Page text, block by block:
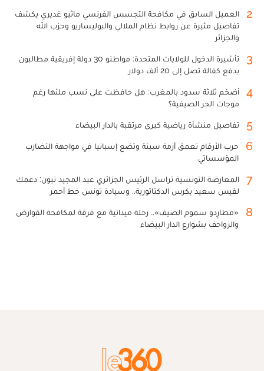
2
العميل السابق في مكافحة التجسس الفرنسي ماثيو غديري يكشف
تفاصيل مثيرة عن روابط نظام الملالي والبوليساريو وحزب الله
والجزائر
3
تأشيرة الدخول للولايات المتحدة: مواطنو 30 دولة إفريقية مطالبون
بدفع كفالة تصل إلى 20 ألف دولار
4
أضخم ثلاثة سدود بالمغرب: هل حافظت على نسب ملئها رغم
موجات الحر الصيفية؟
5 تفاصيل منشأة رياضية كبرى مرتقبة بالدار البيضاء
6
حرب الأرقام تعمق أزمة سبتة وتضع إسبانيا في مواجهة التضارب
المؤسساتي
7
المعارضة التونسية تراسل الرئيس الجزائري عبد المجيد تبون: دعمك
لقيس سعيد يكرس الدكتاتورية.. وسيادة تونس خط أحمر
8
«مطارِدو سموم الصيف».. رحلة ميدانية مع فرقة لمكافحة القوارض
والزواحف بشوارع الدار البيضاء